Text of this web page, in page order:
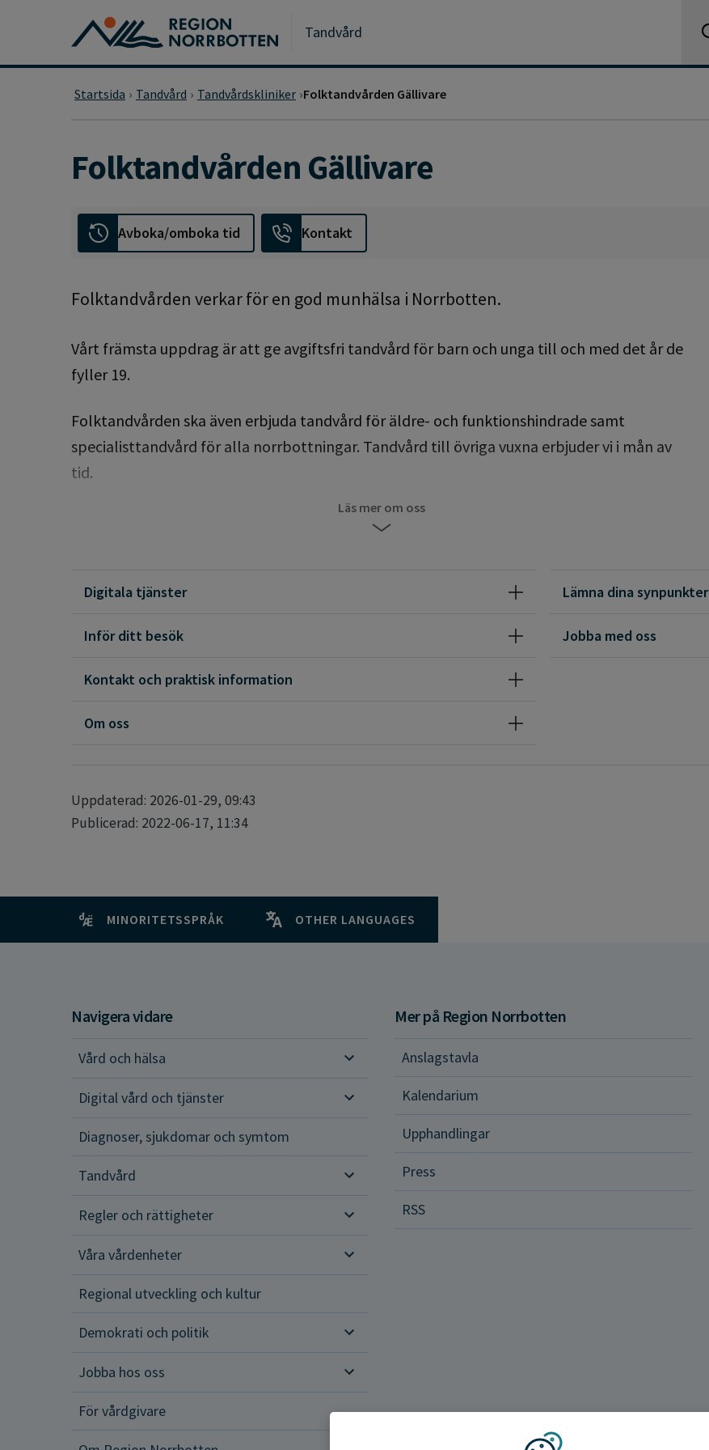
Gå till huvudmeny
Gå till övergripande innehåll
Tandvård
Startsida Tandvård Tandvårdskliniker Folktandvården Gällivare
Folktandvården Gällivare
Avboka/omboka tid Kontakt
Folktandvården verkar för en god munhälsa i Norrbotten.
Vårt främsta uppdrag är att ge avgiftsfri tandvård för barn och unga till och med det år de
fyller 19.
Folktandvården ska även erbjuda tandvård för äldre- och funktionshindrade samt
specialisttandvård för alla norrbottningar. Tandvård till övriga vuxna erbjuder vi i mån av
tid.
Akuta patienter har företräde. Sedan följer planerad tandvård för barn och unga, patienter
Läs mer om oss
Digitala tjänster
Inför ditt besök
Kontakt och praktisk information
Om oss
Lämna dina synpunkter
Jobba med oss
Uppdaterad: 2026-01-29, 09:43
Publicerad: 2022-06-17, 11:34
MINORITETSSPRÅK OTHER LANGUAGES
Navigera vidare
Vård och hälsa
Vård och hälsa
Digital vård och tjänster
Diagnoser, sjukdomar och symtom
Tandvård
Regler och rättigheter
Regler och rättigheter
Våra vårdenheter
Regional utveckling och kultur
Demokrati och politik
Jobba hos oss
För vårdgivare
Mer på Region Norrbotten
Anslagstavla
Kalendarium
Upphandlingar
Press
RSS